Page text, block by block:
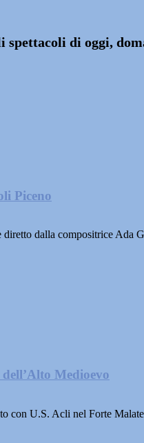
di oggi,
Piceno
dalla compositrice Ada
Medioevo
con U.S. Acli nel Forte